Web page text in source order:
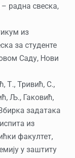
радна свеска,
из
за студенте
Саду, Нови
Т., Тривић, С.,
Љ., Гаковић,
задатака
из
факултет,
у заштиту